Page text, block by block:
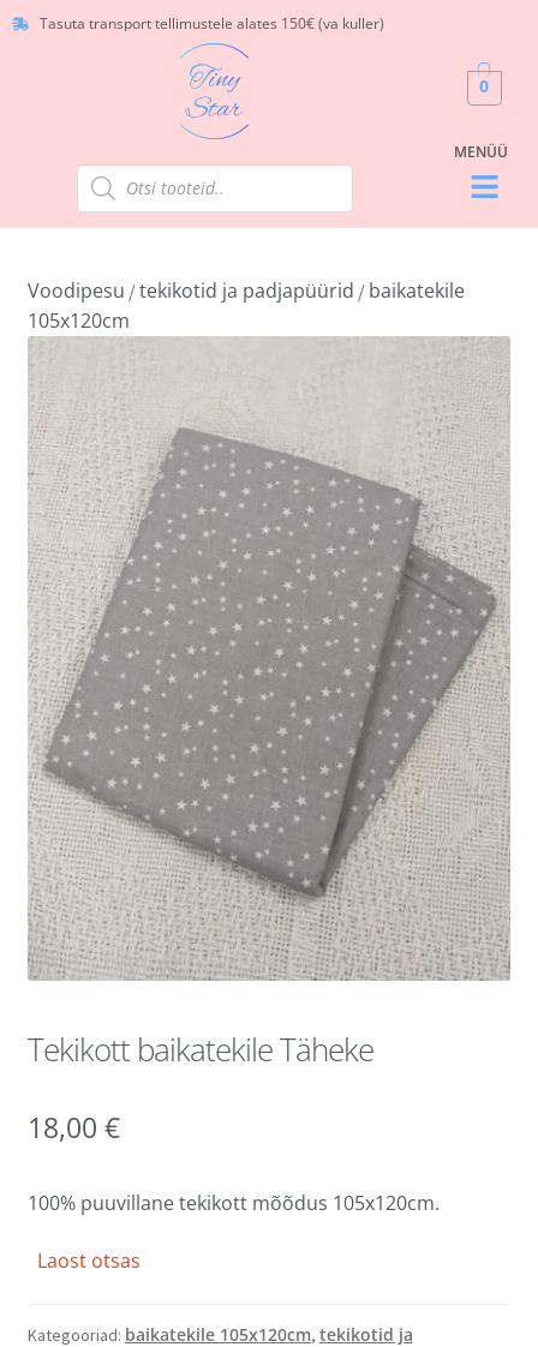
Tasuta transport tellimustele alates 150€ (va kuller)
0
Voodipesu /tekikotid ja padjapüürid / baikatekile
105x120cm
Tekikott baikatekile Täheke
18,00 €
100% puuvillane tekikott mõõdus 105x120cm.
Laost otsas
Kategooriad: baikatekile 105x120cm, tekikotid ja